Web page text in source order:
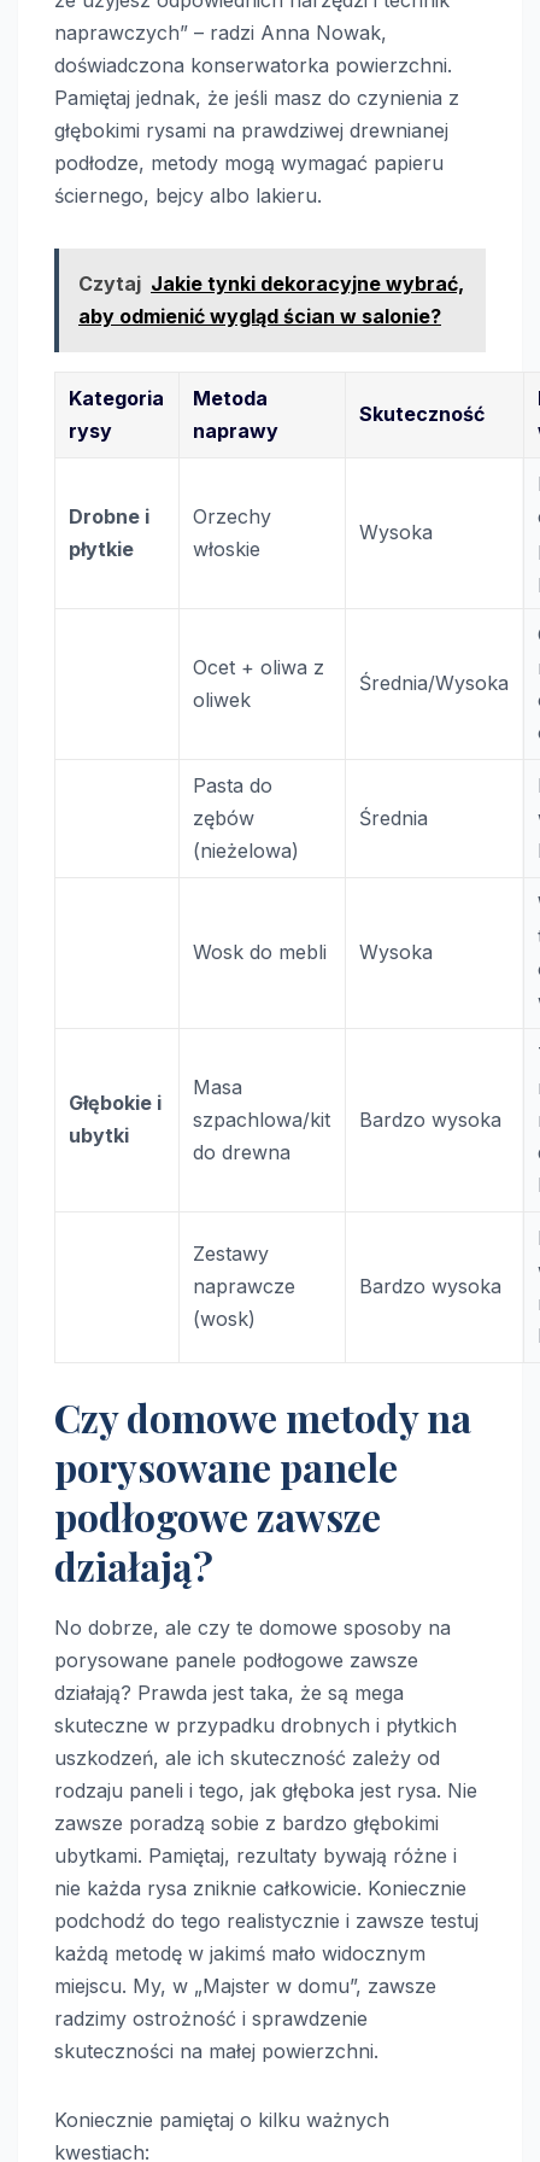
naprawczych” – radzi Anna Nowak,
doświadczona konserwatorka powierzchni.
Pamiętaj jednak, że jeśli masz do czynienia z
głębokimi rysami na prawdziwej drewnianej
podłodze, metody mogą wymagać papieru
ściernego, bejcy albo lakieru.
Czytaj Jakie tynki dekoracyjne wybrać,
aby odmienić wygląd ścian w salonie?
Kategoria
rysy
Metoda
naprawy
Skuteczność
Drobne i
płytkie
Orzechy
włoskie
Wysoka
Ocet + oliwa z
oliwek
Średnia/Wysoka
Pasta do
zębów
(nieżelowa)
Średnia
Wosk do mebli Wysoka
Głębokie i
ubytki
Masa
szpachlowa/kit
do drewna
Bardzo wysoka
Zestawy
naprawcze
(wosk)
Bardzo wysoka
Czy domowe metody na
porysowane panele
podłogowe zawsze
działają?
No dobrze, ale czy te domowe sposoby na
porysowane panele podłogowe zawsze
działają? Prawda jest taka, że są mega
skuteczne w przypadku drobnych i płytkich
uszkodzeń, ale ich skuteczność zależy od
rodzaju paneli i tego, jak głęboka jest rysa. Nie
zawsze poradzą sobie z bardzo głębokimi
ubytkami. Pamiętaj, rezultaty bywają różne i
nie każda rysa zniknie całkowicie. Koniecznie
podchodź do tego realistycznie i zawsze testuj
każdą metodę w jakimś mało widocznym
miejscu. My, w „Majster w domu”, zawsze
radzimy ostrożność i sprawdzenie
skuteczności na małej powierzchni.
Koniecznie pamiętaj o kilku ważnych
kwestiach: